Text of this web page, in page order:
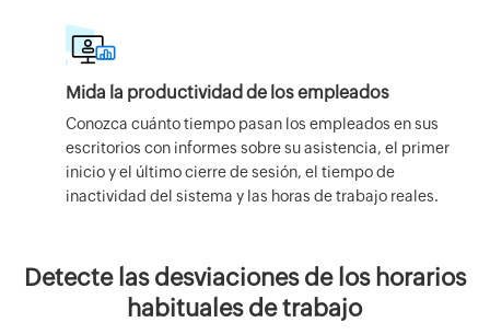
Mida la productividad de los empleados
Conozca cuánto tiempo pasan los empleados en sus
escritorios con informes sobre su asistencia, el primer
inicio y el último cierre de sesión, el tiempo de
inactividad del sistema y las horas de trabajo reales.
Detecte las desviaciones de los horarios
habituales de trabajo